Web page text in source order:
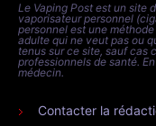
Le Vaping Post est un site
vaporisateur personnel
personnel est une
adulte qui ne veut pas ou
tenus sur ce site, sauf cas
professionnels de santé.
médecin.
Contacter la